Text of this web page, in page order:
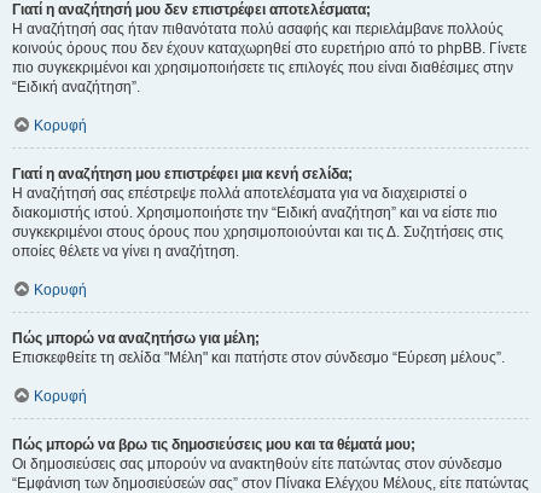
Γιατί η αναζήτησή μου δεν επιστρέφει αποτελέσματα;
Η αναζήτησή σας ήταν πιθανότατα πολύ ασαφής και περιελάμβανε πολλούς
κοινούς όρους που δεν έχουν καταχωρηθεί στο ευρετήριο από το phpBB. Γίνετε
πιο συγκεκριμένοι και χρησιμοποιήσετε τις επιλογές που είναι διαθέσιμες στην
“Ειδική αναζήτηση”.
Κορυφή
Γιατί η αναζήτηση μου επιστρέφει μια κενή σελίδα;
Η αναζήτησή σας επέστρεψε πολλά αποτελέσματα για να διαχειριστεί ο
διακομιστής ιστού. Χρησιμοποιήστε την “Ειδική αναζήτηση” και να είστε πιο
συγκεκριμένοι στους όρους που χρησιμοποιούνται και τις Δ. Συζητήσεις στις
οποίες θέλετε να γίνει η αναζήτηση.
Κορυφή
Πώς μπορώ να αναζητήσω για μέλη;
Επισκεφθείτε τη σελίδα "Μέλη" και πατήστε στον σύνδεσμο “Εύρεση μέλους”.
Κορυφή
Πώς μπορώ να βρω τις δημοσιεύσεις μου και τα θέματά μου;
Οι δημοσιεύσεις σας μπορούν να ανακτηθούν είτε πατώντας στον σύνδεσμο
“Εμφάνιση των δημοσιεύσεών σας” στον Πίνακα Ελέγχου Μέλους, είτε πατώντας